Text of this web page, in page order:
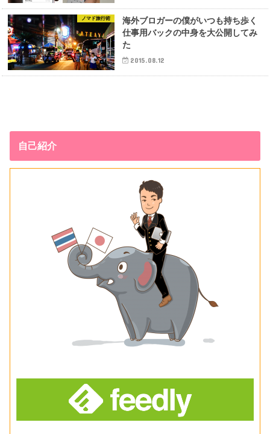
ノマド旅行術
海外ブロガーの僕がいつも持ち歩く
仕事用バックの中身を大公開してみ
た
2015.08.12
自己紹介